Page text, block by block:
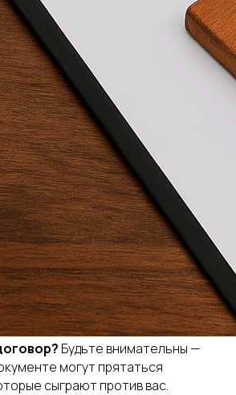
Будьте внимательны —
могут прятаться
сыграют против вас.